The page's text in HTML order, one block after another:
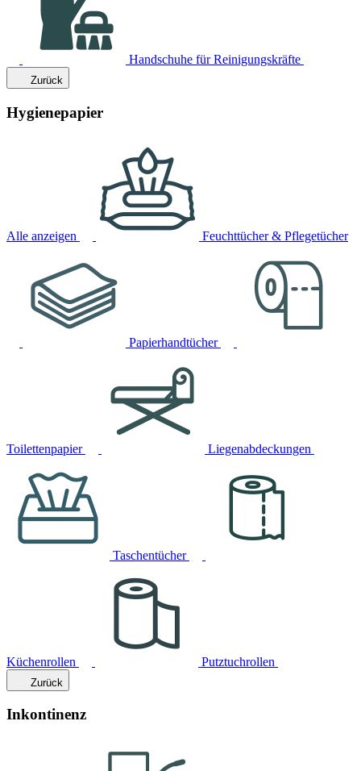
Handschuhe für Reinigungskräfte
Zurück
Hygienepapier
Alle anzeigen Feuchttücher & Pflegetücher
Papierhandtücher
Toilettenpapier Liegenabdeckungen
Taschentücher
Küchenrollen Putztuchrollen
Zurück
Inkontinenz